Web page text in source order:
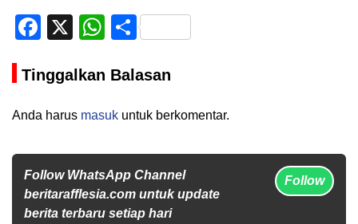
Facebook
X WhatsApp
Share
Tinggalkan Balasan
Anda harus masuk untuk berkomentar.
Follow WhatsApp Channel
beritarafflesia.com untuk update
berita terbaru setiap hari
Follow